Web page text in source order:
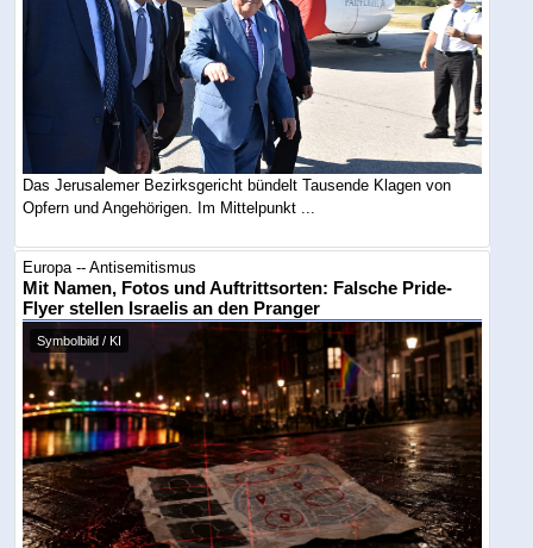
Das Jerusalemer Bezirksgericht bündelt Tausende Klagen von
Opfern und Angehörigen. Im Mittelpunkt ...
Europa -- Antisemitismus
Mit Namen, Fotos und Auftrittsorten: Falsche Pride-
Flyer stellen Israelis an den Pranger
Symbolbild / KI